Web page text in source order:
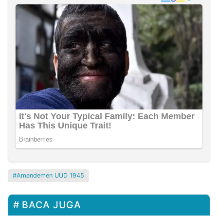
Amandemen UUD 1945
BACA JUGA